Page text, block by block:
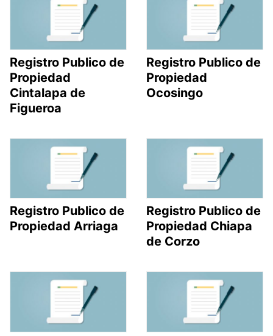
Registro Publico de
Propiedad
Cintalapa de
Figueroa
Registro Publico de
Propiedad
Ocosingo
Registro Publico de
Propiedad Arriaga
Registro Publico de
Propiedad Chiapa
de Corzo